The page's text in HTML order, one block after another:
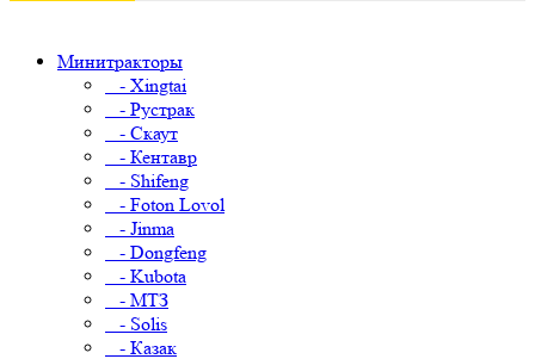
Минитракторы
- Xingtai
- Рустрак
- Скаут
- Кентавр
- Shifeng
- Foton Lovol
- Jinma
- Dongfeng
- Kubota
- МТЗ
- Solis
- Казак